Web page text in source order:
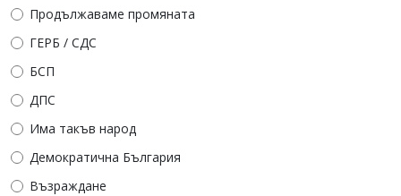
Продължаваме промяната
ГЕРБ / СДС
БСП
ДПС
Има такъв народ
Демократична България
Възраждане